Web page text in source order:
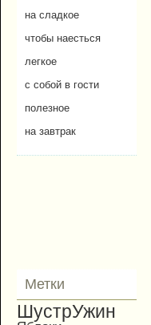
на сладкое
чтобы наесться
легкое
с собой в гости
полезное
на завтрак
Метки
ШустрУжин